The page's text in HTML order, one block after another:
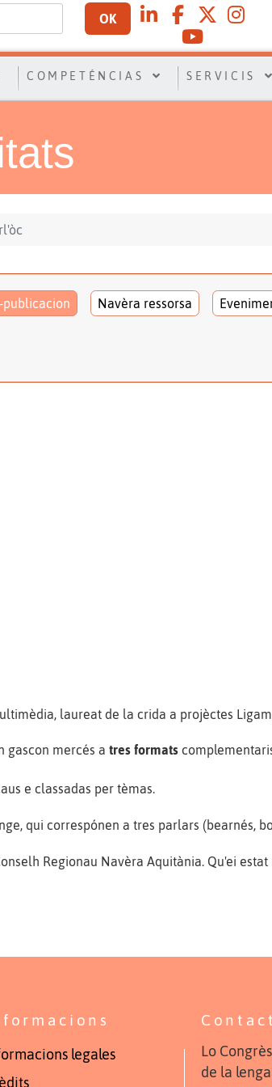
OK
COMPETÉNCIAS SERVICIS
publicacion Navèra ressorsa
laureat de la crida a projèctes
gascon mercés a tres formats
e classadas per tèmas.
qui correspónen a tres parlars (bearnés,
Regionau Navèra Aquitània. Qu'ei
legales
Lo
de la